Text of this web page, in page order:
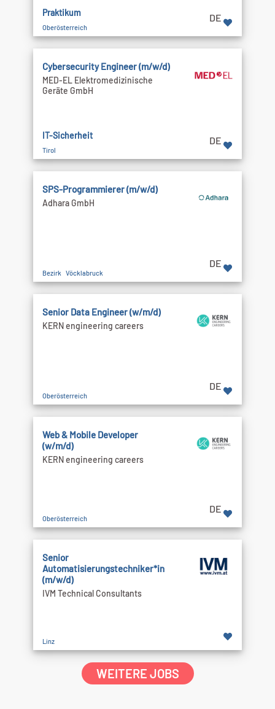
Praktikum
Oberösterreich
DE
Cybersecurity Engineer (m/w/d)
MED-EL Elektromedizinische
Geräte GmbH
IT-Sicherheit
Tirol
DE
SPS-Programmierer (m/w/d)
Adhara GmbH
Bezirk Vöcklabruck
DE
Senior Data Engineer (w/m/d)
KERN engineering careers
Oberösterreich
DE
Web & Mobile Developer
(w/m/d)
KERN engineering careers
Oberösterreich
DE
Senior
Automatisierungstechniker*in
(m/w/d)
IVM Technical Consultants
Linz
WEITERE JOBS